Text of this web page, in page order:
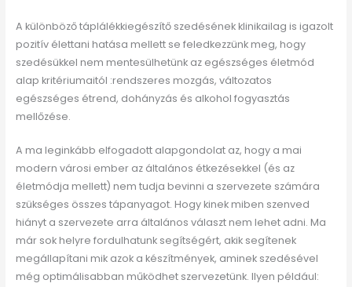
A különböző táplálékkiegészítő szedésének klinikailag is igazolt
pozitív élettani hatása mellett se feledkezzünk meg, hogy
szedésükkel nem mentesülhetünk az egészséges életmód
alap kritériumaitól :rendszeres mozgás, változatos
egészséges étrend, dohányzás és alkohol fogyasztás
mellőzése.
A ma leginkább elfogadott alapgondolat az, hogy a mai
modern városi ember az általános étkezésekkel (és az
életmódja mellett) nem tudja bevinni a szervezete számára
szükséges összes tápanyagot. Hogy kinek miben szenved
hiányt a szervezete arra általános választ nem lehet adni. Ma
már sok helyre fordulhatunk segítségért, akik segítenek
megállapítani mik azok a készítmények, aminek szedésével
még optimálisabban működhet szervezetünk. Ilyen például: